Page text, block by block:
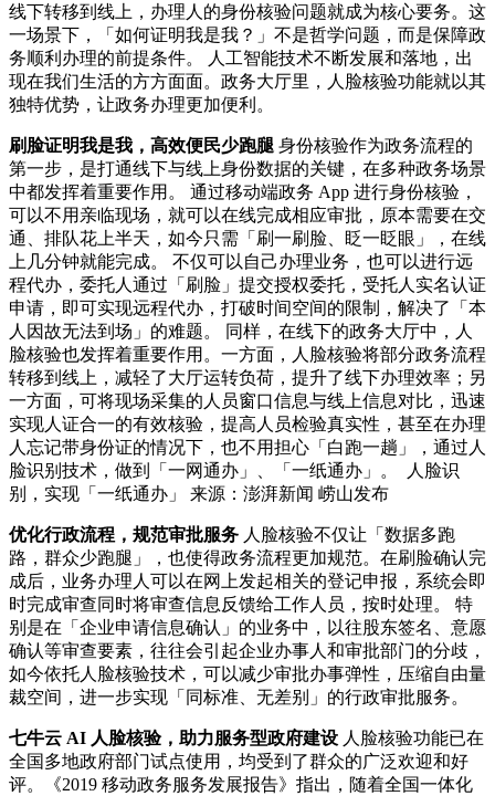
线下转移到线上，办理人的身份核验问题就成为核心要务。这
一场景下，「如何证明我是我？」不是哲学问题，而是保障政
务顺利办理的前提条件。 人工智能技术不断发展和落地，出
现在我们生活的方方面面。政务大厅里，人脸核验功能就以其
独特优势，让政务办理更加便利。
刷脸证明我是我，高效便民少跑腿 身份核验作为政务流程的
第一步，是打通线下与线上身份数据的关键，在多种政务场景
中都发挥着重要作用。 通过移动端政务 App 进行身份核验，
可以不用亲临现场，就可以在线完成相应审批，原本需要在交
通、排队花上半天，如今只需「刷一刷脸、眨一眨眼」，在线
上几分钟就能完成。 不仅可以自己办理业务，也可以进行远
程代办，委托人通过「刷脸」提交授权委托，受托人实名认证
申请，即可实现远程代办，打破时间空间的限制，解决了「本
人因故无法到场」的难题。 同样，在线下的政务大厅中，人
脸核验也发挥着重要作用。一方面，人脸核验将部分政务流程
转移到线上，减轻了大厅运转负荷，提升了线下办理效率；另
一方面，可将现场采集的人员窗口信息与线上信息对比，迅速
实现人证合一的有效核验，提高人员检验真实性，甚至在办理
人忘记带身份证的情况下，也不用担心「白跑一趟」，通过人
脸识别技术，做到「一网通办」、「一纸通办」。
人脸识
别，实现「一纸通办」 来源：澎湃新闻 崂山发布
优化行政流程，规范审批服务 人脸核验不仅让「数据多跑
路，群众少跑腿」，也使得政务流程更加规范。在刷脸确认完
成后，业务办理人可以在网上发起相关的登记申报，系统会即
时完成审查同时将审查信息反馈给工作人员，按时处理。 特
别是在「企业申请信息确认」的业务中，以往股东签名、意愿
确认等审查要素，往往会引起企业办事人和审批部门的分歧，
如今依托人脸核验技术，可以减少审批办事弹性，压缩自由量
裁空间，进一步实现「同标准、无差别」的行政审批服务。
七牛云 AI 人脸核验，助力服务型政府建设 人脸核验功能已在
全国多地政府部门试点使用，均受到了群众的广泛欢迎和好
评。《2019 移动政务服务发展报告》指出，随着全国一体化